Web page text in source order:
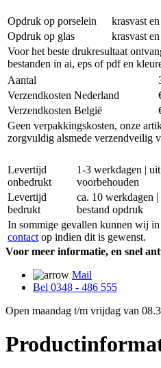
Opdruk op porselein
krasvast
Opdruk op glas
krasvast
Voor het beste drukresultaat
bestanden in ai, eps of pdf en
Aantal
Verzendkosten Nederland
Verzendkosten België
Geen verpakkingskosten, onze
zorgvuldig alsmede verzendveilig
Levertijd
onbedrukt
1-3 werkdagen |
voorbehouden
Levertijd
bedrukt
ca. 10 werkdagen
bestand opdruk
In sommige gevallen kunnen wij
contact op indien dit is gewenst.
Voor meer informatie, en snel
Mail
Bel 0348 - 486 555
Open maandag t/m vrijdag van